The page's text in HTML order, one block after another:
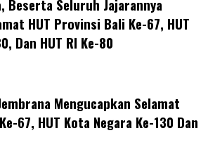
Beserta Seluruh Jajarannya
HUT Provinsi Bali Ke-67, HUT
Dan HUT RI Ke-80
Mengucapkan Selamat
67, HUT Kota Negara Ke-130 Dan